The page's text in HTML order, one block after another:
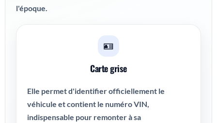
l'époque.
🪪
Carte grise
Elle permet d'identifier officiellement le
véhicule et contient le numéro VIN,
indispensable pour remonter à sa